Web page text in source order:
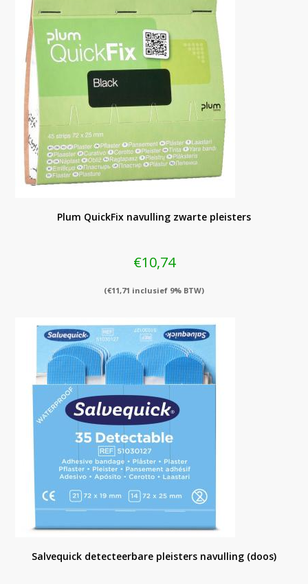
Plum QuickFix navulling zwarte pleisters
€10,74
(€11,71 inclusief 9% BTW)
Salvequick detecteerbare pleisters navulling (doos)